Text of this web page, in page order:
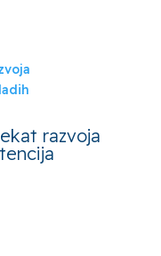
razvoja